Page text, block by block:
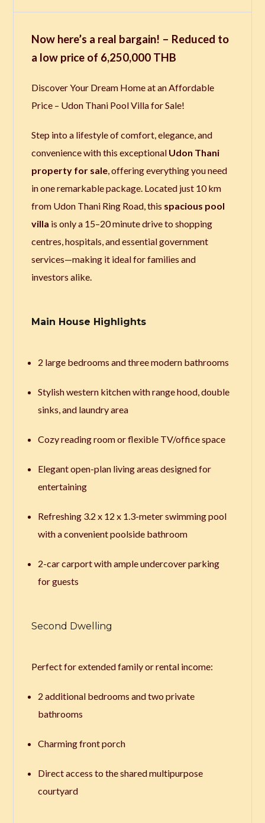
Now here’s a real bargain! – Reduced to
a low price of 6,250,000 THB
Discover Your Dream Home at an Affordable
Price – Udon Thani Pool Villa for Sale!
Step into a lifestyle of comfort, elegance, and
convenience with this exceptional Udon Thani
property for sale, offering everything you need
in one remarkable package. Located just 10 km
from Udon Thani Ring Road, this spacious pool
villa is only a 15–20 minute drive to shopping
centres, hospitals, and essential government
services—making it ideal for families and
investors alike.
Main House Highlights
2 large bedrooms and three modern bathrooms
Stylish western kitchen with range hood, double
sinks, and laundry area
Cozy reading room or flexible TV/office space
Elegant open-plan living areas designed for
entertaining
Refreshing 3.2 x 12 x 1.3-meter swimming pool
with a convenient poolside bathroom
2-car carport with ample undercover parking
for guests
Second Dwelling
Perfect for extended family or rental income:
2 additional bedrooms and two private
bathrooms
Charming front porch
Direct access to the shared multipurpose
courtyard